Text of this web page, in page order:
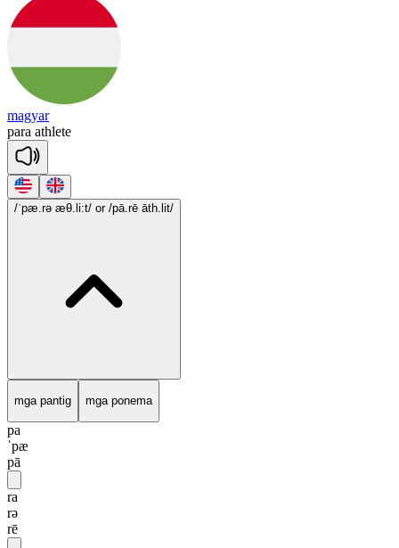
magyar
para athlete
/ˈpæ.rə æθ.li:t/ or /pā.rē āth.lit/
mga pantig mga ponema
pa
ˈpæ
pā
ra
rə
rē